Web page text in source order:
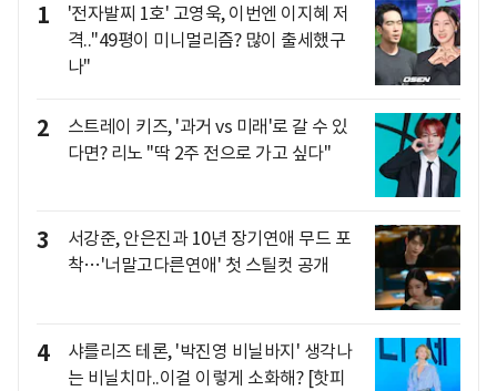
1
'전자발찌 1호' 고영욱, 이번엔 이지혜 저
격.."49평이 미니멀리즘? 많이 출세했구
나"
2
스트레이 키즈, '과거 vs 미래'로 갈 수 있
다면? 리노 "딱 2주 전으로 가고 싶다"
3
서강준, 안은진과 10년 장기연애 무드 포
착…'너말고다른연애' 첫 스틸컷 공개
4
샤를리즈 테론, '박진영 비닐바지' 생각나
는 비닐치마..이걸 이렇게 소화해? [핫피